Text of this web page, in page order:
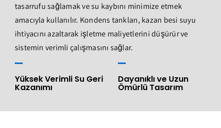
tasarrufu sağlamak ve su kaybını minimize etmek
amacıyla kullanılır. Kondens tankları, kazan besi suyu
ihtiyacını azaltarak işletme maliyetlerini düşürür ve
sistemin verimli çalışmasını sağlar.
Yüksek Verimli Su Geri
Kazanımı
Dayanıklı ve Uzun
Ömürlü Tasarım